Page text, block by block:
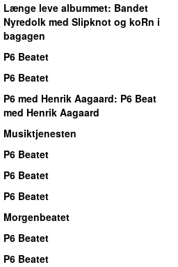
Længe leve albummet: Bandet
Nyredolk med Slipknot og koRn i
bagagen
P6 Beatet
P6 Beatet
P6 med Henrik Aagaard: P6 Beat
med Henrik Aagaard
Musiktjenesten
P6 Beatet
P6 Beatet
P6 Beatet
Morgenbeatet
P6 Beatet
P6 Beatet